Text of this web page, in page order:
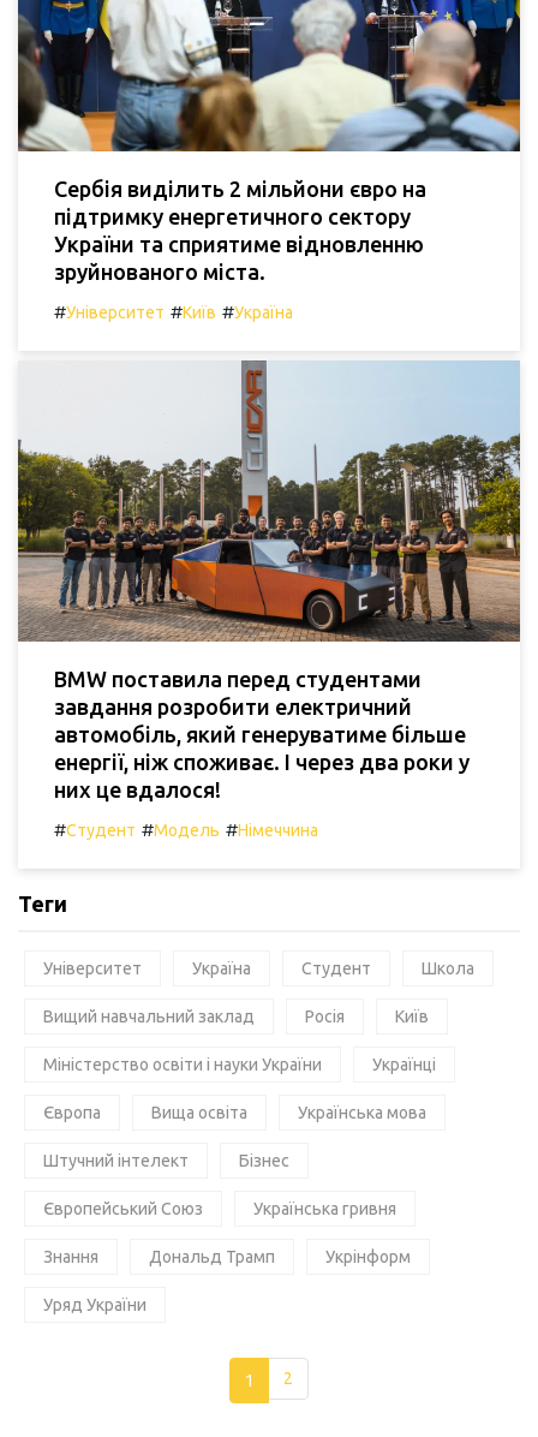
Сербія виділить 2 мільйони євро на
підтримку енергетичного сектору
України та сприятиме відновленню
зруйнованого міста.
#Університет #Київ #Україна
BMW поставила перед студентами
завдання розробити електричний
автомобіль, який генеруватиме більше
енергії, ніж споживає. І через два роки у
них це вдалося!
#Студент #Модель #Німеччина
Теги
Університет Україна Студент Школа
Вищий навчальний заклад Росія Київ
Міністерство освіти і науки України Українці
Європа Вища освіта Українська мова
Штучний інтелект Бізнес
Європейський Союз Українська гривня
Знання Дональд Трамп Укрінформ
Уряд України
1 2